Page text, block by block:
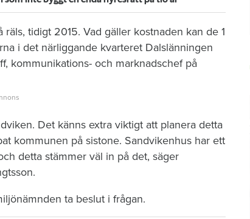
tidigt 2015. Vad gäller kostnaden kan de 1
i det närliggande kvarteret Dalslänningen
kommunikations- och marknadschef på
Det känns extra viktigt att planera detta
kommunen på sistone. Sandvikenhus har ett
detta stämmer väl in på det, säger
ta beslut i frågan.